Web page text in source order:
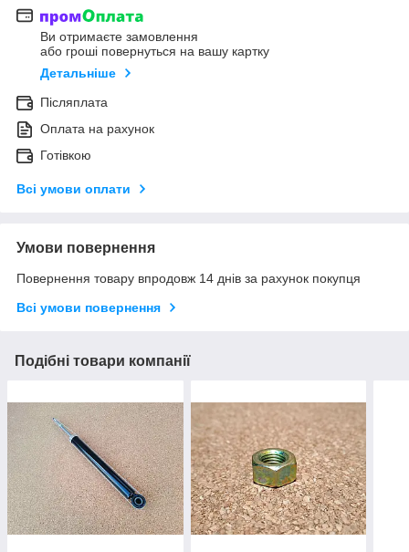
Ви отримаєте замовлення
або гроші повернуться на вашу картку
Детальніше
Післяплата
Оплата на рахунок
Готівкою
Всі умови оплати
Умови повернення
Повернення товару впродовж 14 днів за рахунок покупця
Всі умови повернення
Подібні товари компанії